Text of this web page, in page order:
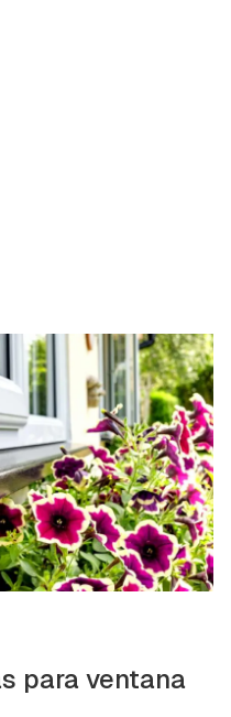
para ventana